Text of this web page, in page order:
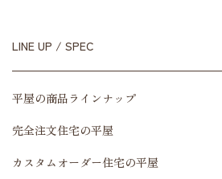
LINE UP / SPEC
平屋の商品ラインナップ
完全注文住宅の平屋
カスタムオーダー住宅の平屋